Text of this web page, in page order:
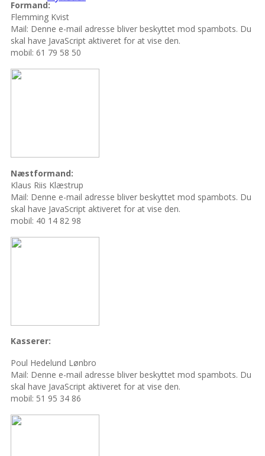
Formand:
Flemming Kvist
Mail: Denne e-mail adresse bliver beskyttet mod spambots. Du
skal have JavaScript aktiveret for at vise den.
mobil: 61 79 58 50
Næstformand:
Klaus Riis Klæstrup
Mail: Denne e-mail adresse bliver beskyttet mod spambots. Du
skal have JavaScript aktiveret for at vise den.
mobil: 40 14 82 98
Kasserer:
Poul Hedelund Lønbro
Mail: Denne e-mail adresse bliver beskyttet mod spambots. Du
skal have JavaScript aktiveret for at vise den.
mobil: 51 95 34 86